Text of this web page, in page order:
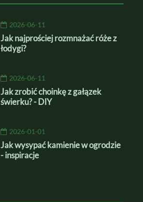
2026-06-11
Jak najprościej rozmnażać róże z
łodygi?
2026-06-11
Jak zrobić choinkę z gałązek
świerku? - DIY
2026-01-01
Jak wysypać kamienie w ogrodzie
- inspiracje